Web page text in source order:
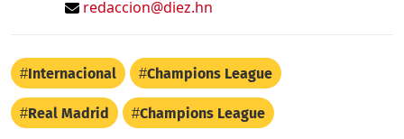
redaccion@diez.hn
Internacional Champions League
Real Madrid Champions League